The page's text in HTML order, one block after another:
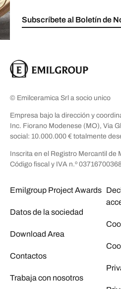
Subscríbete al Boletín de
© Emilceramica Srl a socio unico
Empresa bajo la dirección y
Inc. Fiorano Modenese (MO), Via
social: 10.000.000 € totalmente
Inscrita en el Registro Mercantil de
Código fiscal y IVA n.º
Emilgroup Project Awards
Datos de la sociedad
Download Area
Contactos
Trabaja con nosotros